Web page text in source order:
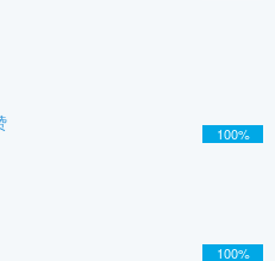
100%
100%